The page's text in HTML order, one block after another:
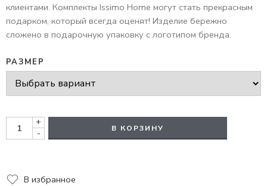
клиентами. Комплекты Issimo Home могут стать прекрасным
подарком, который всегда оценят! Изделие бережно
сложено в подарочную упаковку с логотипом бренда.
РАЗМЕР
+
-
В КОРЗИНУ
В избранное